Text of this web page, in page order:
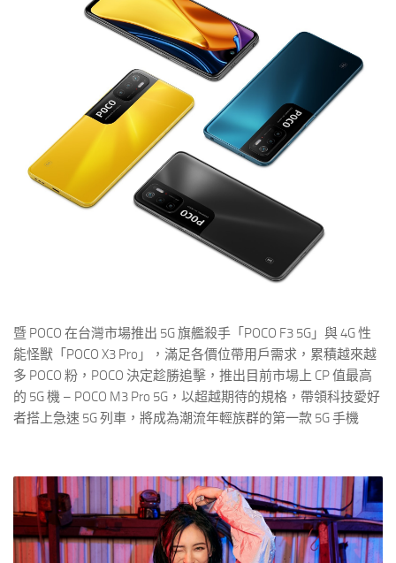
暨 POCO 在台灣市場推出 5G 旗艦殺手「POCO F3 5G」與 4G 性
能怪獸「POCO X3 Pro」，滿足各價位帶用戶需求，累積越來越
多 POCO 粉，POCO 決定趁勝追擊，推出目前市場上 CP 值最高
的 5G 機 – POCO M3 Pro 5G，以超越期待的規格，帶領科技愛好
者搭上急速 5G 列車，將成為潮流年輕族群的第一款 5G 手機